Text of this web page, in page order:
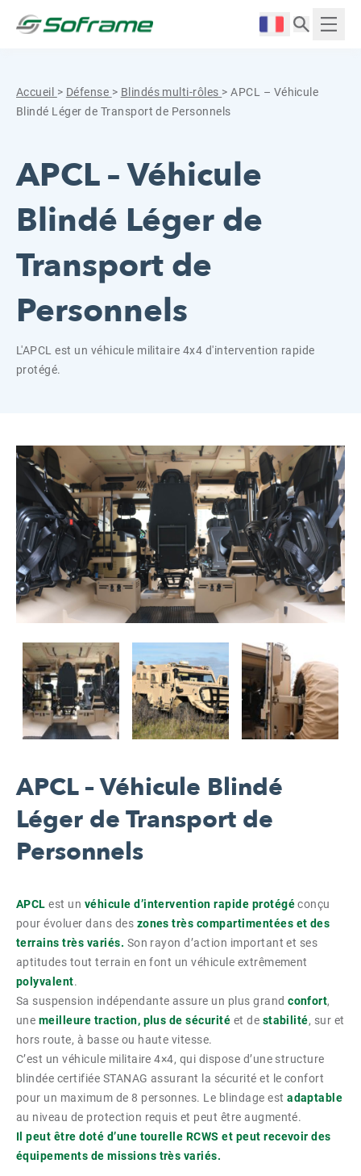
Langue :
Accueil > Défense > Blindés multi-rôles >APCL – Véhicule
Blindé Léger de Transport de Personnels
APCL – Véhicule
Blindé Léger de
Transport de
Personnels
L'APCL est un véhicule militaire 4x4 d'intervention rapide
protégé.
APCL – Véhicule Blindé
Léger de Transport de
Personnels
APCL est un véhicule d’intervention rapide protégéconçu
pour évoluer dans des zones très compartimentées et des
terrains très variés. Son rayon d’action important et ses
aptitudes tout terrain en font un véhicule extrêmement
polyvalent.
Sa suspension indépendante assure un plus grandconfort,
une meilleure traction, plus de sécurité et de stabilité, sur et
hors route, à basse ou haute vitesse.
C’est un véhicule militaire 4×4, qui dispose d’une structure
blindée certifiée STANAG assurant la sécurité et le confort
pour un maximum de 8 personnes. Le blindage estadaptable
au niveau de protection requis et peut être augmenté.
Il peut être doté d’une tourelle RCWS et peut recevoir des
équipements de missions très variés.